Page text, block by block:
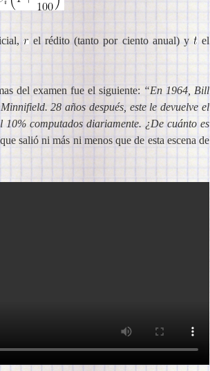
el rédito (tanto por ciento anual) y
el
del examen fue el siguiente: “En 1964, Bill
28 años después, este le devuelve el
10% computados diariamente. ¿De cuánto es
salió ni más ni menos que de esta escena de